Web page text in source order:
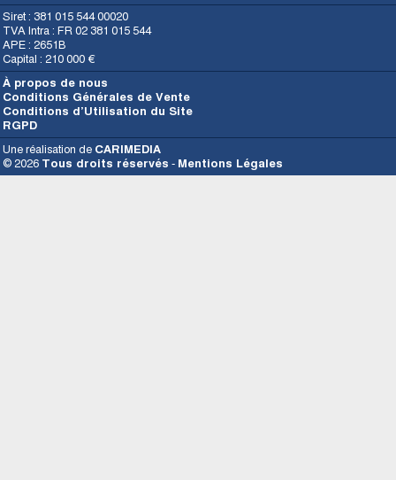
Siret : 381 015 544 00020
TVA Intra : FR 02 381 015 544
APE : 2651B
Capital : 210 000 €
À propos de nous
Conditions Générales de Vente
Conditions d’Utilisation du Site
RGPD
Une réalisation de CARIMEDIA
© 2026 Tous droits réservés - Mentions Légales